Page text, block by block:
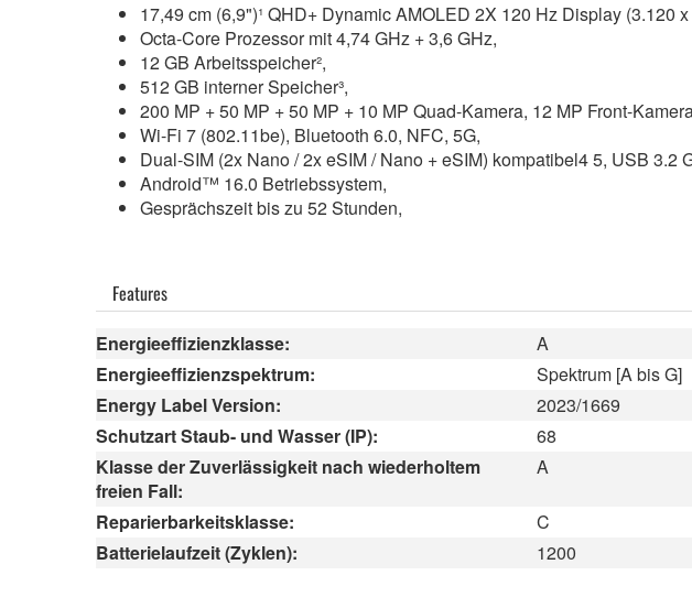
17,49 cm (6,9")¹ QHD+ Dynamic AMOLED 2X 120 Hz Display (3.120
Octa-Core Prozessor mit 4,74 GHz + 3,6 GHz,
12 GB Arbeitsspeicher²,
512 GB interner Speicher³,
200 MP + 50 MP + 50 MP + 10 MP Quad-Kamera, 12 MP Front-
Wi-Fi 7 (802.11be), Bluetooth 6.0, NFC, 5G,
Dual-SIM (2x Nano / 2x eSIM / Nano + eSIM) kompatibel4 5, USB 3.2
Android™ 16.0 Betriebssystem,
Gesprächszeit bis zu 52 Stunden,
Features
Energieeffizienzklasse:
A
Energieeffizienzspektrum:
Spektrum [A bis G]
Energy Label Version:
2023/1669
Schutzart Staub- und Wasser (IP):
68
Klasse der Zuverlässigkeit nach wiederholtem
freien Fall:
A
Reparierbarkeitsklasse:
C
Batterielaufzeit (Zyklen):
1200